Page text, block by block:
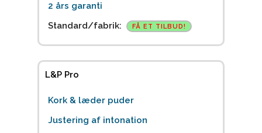
2 års garanti
Standard/fabrik:
FÅ ET TILBUD!
L&P Pro
Kork & læder puder
Justering af intonation